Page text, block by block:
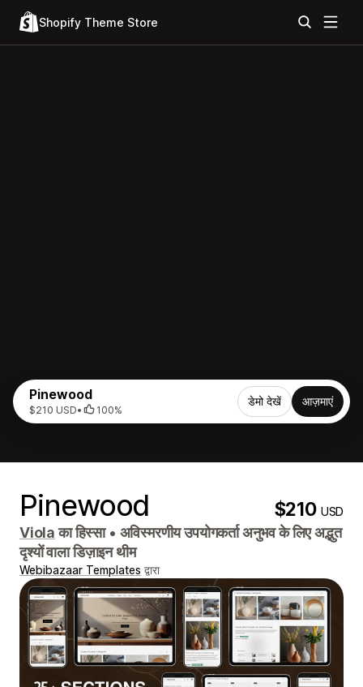
Shopify Theme Store
Pinewood
$210 USD• 100%
डेमो देखें आज़माएं
Pinewood $210USD
Violaका हिस्सा • अविस्मरणीय उपयोगकर्ता अनुभव के लिए अद्भुत
दृश्यों वाला डिज़ाइन थीम
Webibazaar Templates द्वारा